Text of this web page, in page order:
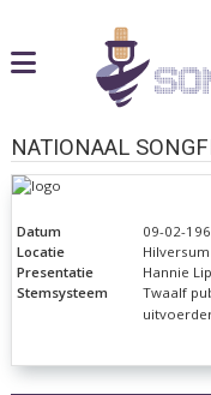
NATIONAAL
Datum
09-02-
Locatie
Hilversum
Presentatie
Hannie
Stemsysteem
Twaalf